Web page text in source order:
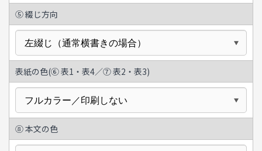
⑤綴じ方向
表紙の色(⑥表1・表4／⑦表2・表3)
⑧本文の色